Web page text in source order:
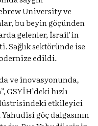
University ve
bu beyin göçünden
gelenler, İsrail’in
Sağlık sektöründe ise
edildi.
ve inovasyonunda,
hızlı
etkileyici
göç dalgasının